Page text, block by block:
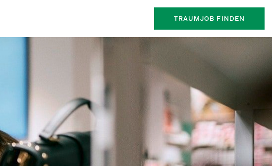
TRAUMJOB FINDEN